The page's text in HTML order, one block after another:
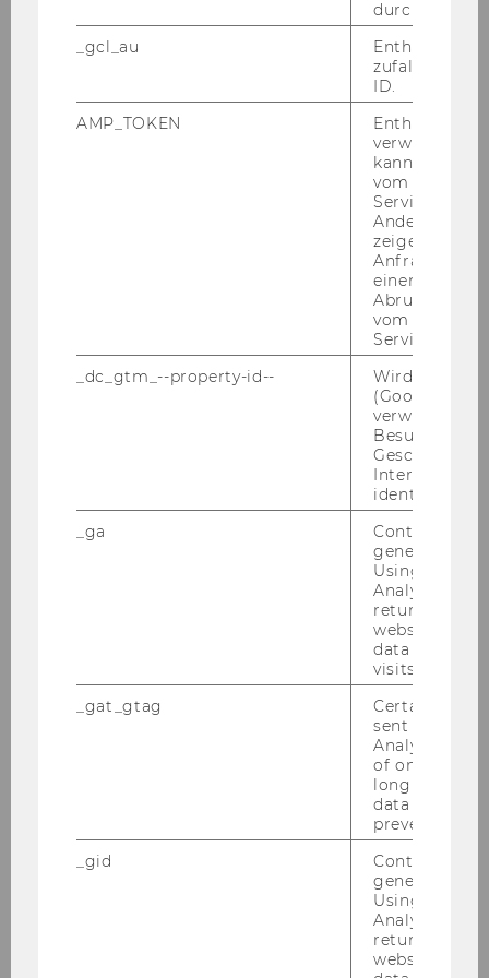
für Wirt­schafts­kom­mu­ni­ka­ti­on mit dem
wis­sen­schaft. Jens Seiffert-​Brockmann hat an
der WU viel vor: „Ich werde mich an der Wirt­
schafts­uni­ver­si­tät vor allem mit Stra­te­gi­scher
Kom­mu­ni­ka­ti­on, (Internet-​)Memen, Ga­mi­fi­ca­ti­
on und Com­pu­ter­spie­len in der Or­ga­ni­sa­ti­ons­
kom­mu­ni­ka­ti­on sowie The­men­ma­nage­ment
und Sto­ry­tel­ling in der Wirt­schafts­kom­mu­ni­ka­
Viktoria_Robertson_c_WU_Wien.jp
(JPG
durch
_gcl_au
Enthält eine
ID.
AMP_TOKEN
Enthält ein
verwendet
kann, um
vom AMP-
Service
Andere
zeigen Opt-
Anfrage im
einen Fehler
Abrufen
vom AMP
Service an.
_dc_gtm_--property-id--
Wird von
(Google Tag
verwendet,
Besucher
Geschlecht
Interessen zu
identifizieren.
_ga
Contains a
generated
Using this
Analytics can
returning
website and
data from
visits.
_gat_gtag
Certain data
sent to
Analytics a
of once per
long as it is
data
prevented.
_gid
Contains a
generated
Using this
Analytics can
returning
website and